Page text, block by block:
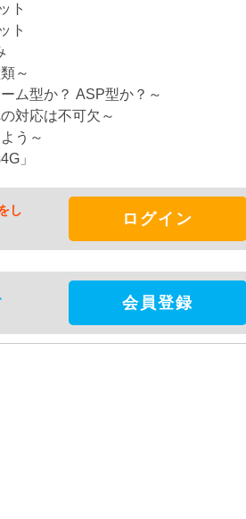
ト
ト
～
ム型か？ ASP型か？～
対応は不可欠～
う～
」
し
ログイン
会員登録